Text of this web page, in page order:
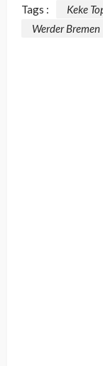
Tags : Keke
Werder Bremen